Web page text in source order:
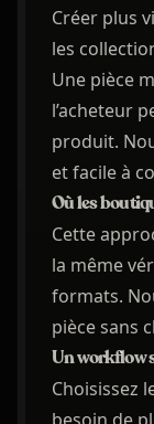
Créer plus
les
Une pièce
l’acheteur
produit.
et facile à
Où les
Cette
la même
formats.
pièce sans
Un workflow
Choisissez